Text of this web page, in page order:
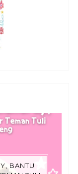
BANTU